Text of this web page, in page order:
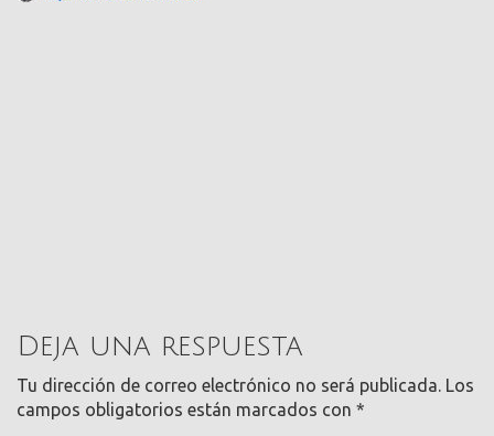
Deja una respuesta
Tu dirección de correo electrónico no será publicada. Los
campos obligatorios están marcados con *